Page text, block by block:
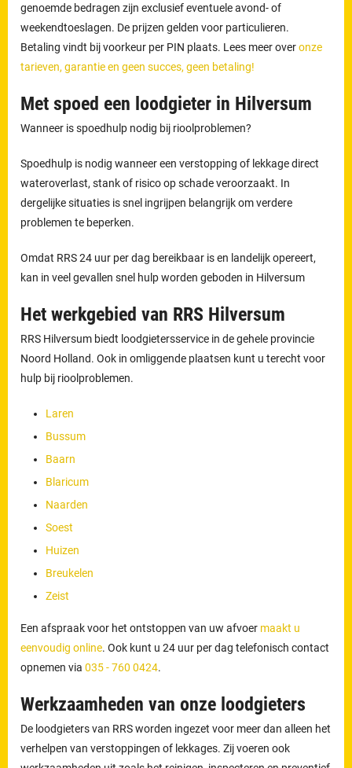
genoemde bedragen zijn exclusief eventuele avond- of
weekendtoeslagen. De prijzen gelden voor particulieren.
Betaling vindt bij voorkeur per PIN plaats. Lees meer overonze
tarieven, garantie en geen succes, geen betaling!
Met spoed een loodgieter in Hilversum
Wanneer is spoedhulp nodig bij rioolproblemen?
Spoedhulp is nodig wanneer een verstopping of lekkage direct
wateroverlast, stank of risico op schade veroorzaakt. In
dergelijke situaties is snel ingrijpen belangrijk om verdere
problemen te beperken.
Omdat RRS 24 uur per dag bereikbaar is en landelijk opereert,
kan in veel gevallen snel hulp worden geboden in Hilversum
Het werkgebied van RRS Hilversum
RRS Hilversum biedt loodgietersservice in de gehele provincie
Noord Holland. Ook in omliggende plaatsen kunt u terecht voor
hulp bij rioolproblemen.
Laren
Bussum
Baarn
Blaricum
Naarden
Soest
Huizen
Breukelen
Zeist
Een afspraak voor het ontstoppen van uw afvoer maakt u
eenvoudig online. Ook kunt u 24 uur per dag telefonisch contact
opnemen via035 - 760 0424.
Werkzaamheden van onze loodgieters
De loodgieters van RRS worden ingezet voor meer dan alleen het
verhelpen van verstoppingen of lekkages. Zij voeren ook